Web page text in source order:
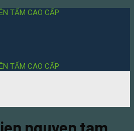
TẤM CAO CẤP
TẤM CAO CẤP